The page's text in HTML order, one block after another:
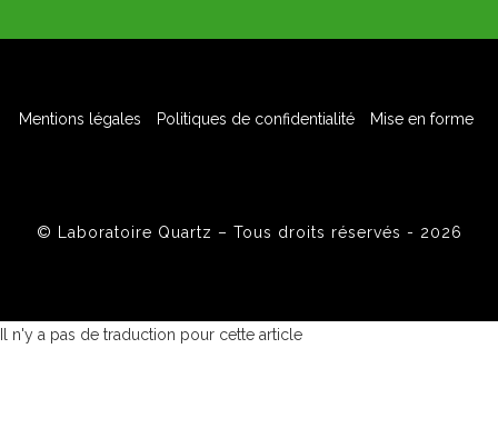
Mentions légales Politiques de confidentialité Mise en forme
© Laboratoire Quartz – Tous droits réservés - 2026
Il n'y a pas de traduction pour cette article